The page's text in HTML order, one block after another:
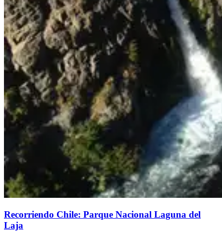
Recorriendo Chile: Parque Nacional Laguna del
Laja